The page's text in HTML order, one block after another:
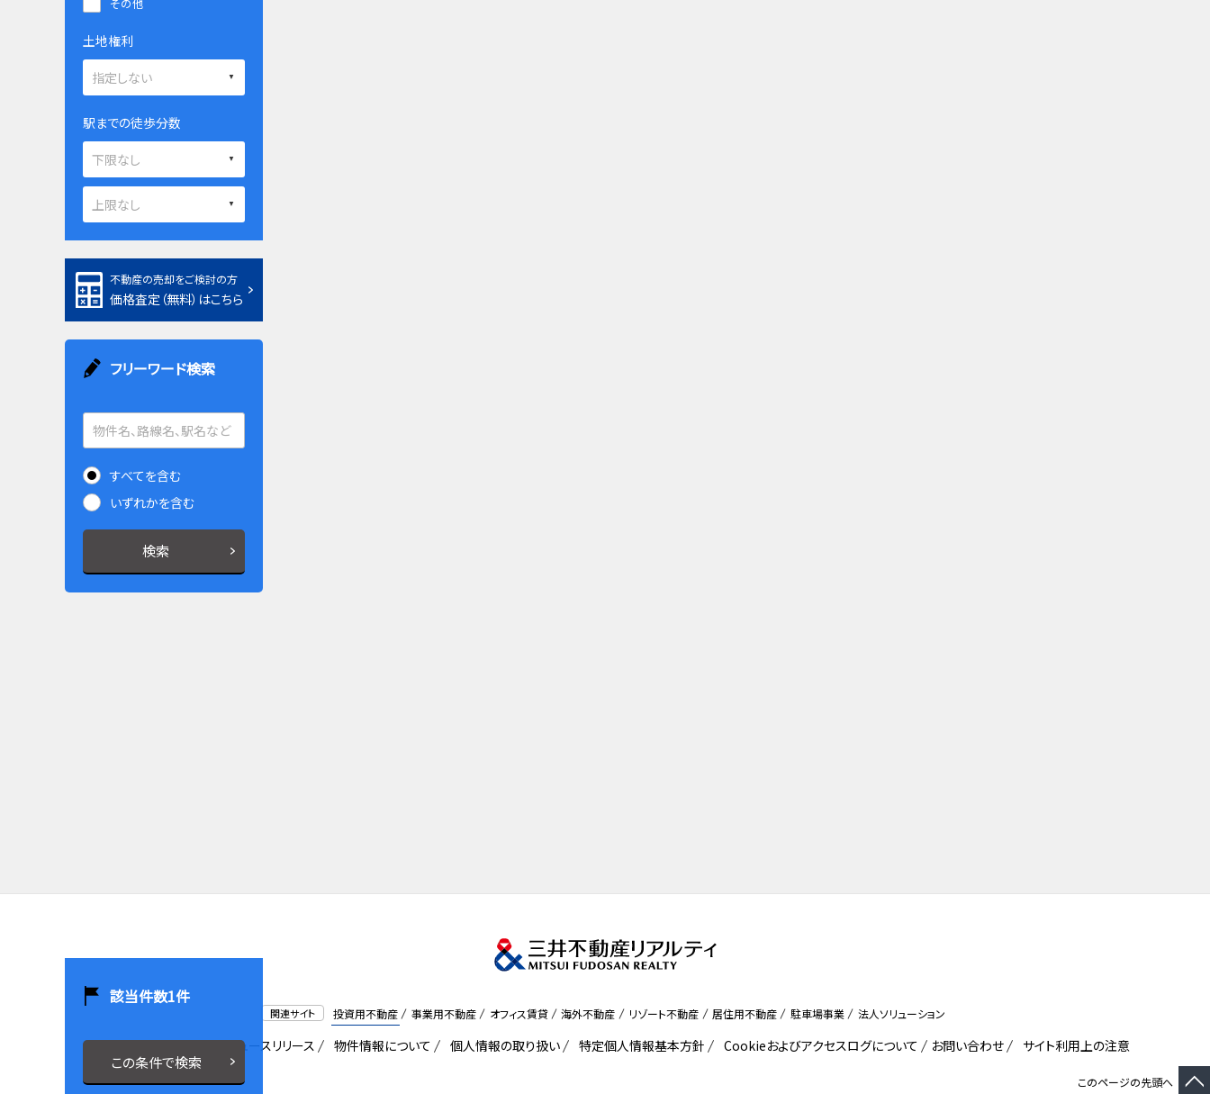
土地権利
駅までの徒歩分数
該当件数1件
この条件で検索
不動産の売却をご検討の方
価格査定（無料）はこちら
フリーワード検索
すべてを含む
いずれかを含む
検索
このページの先頭へ
関連サイト 投資用不動産 事業用不動産 オフィス賃貸 海外不動産 リゾート不動産 居住用不動産 駐車場事業 法人ソリューション
会社概要 採用情報 ニュースリリース 物件情報について 個人情報の取り扱い 特定個人情報基本方針 Cookieおよびアクセスログについて お問い合わせ サイト利用上の注意